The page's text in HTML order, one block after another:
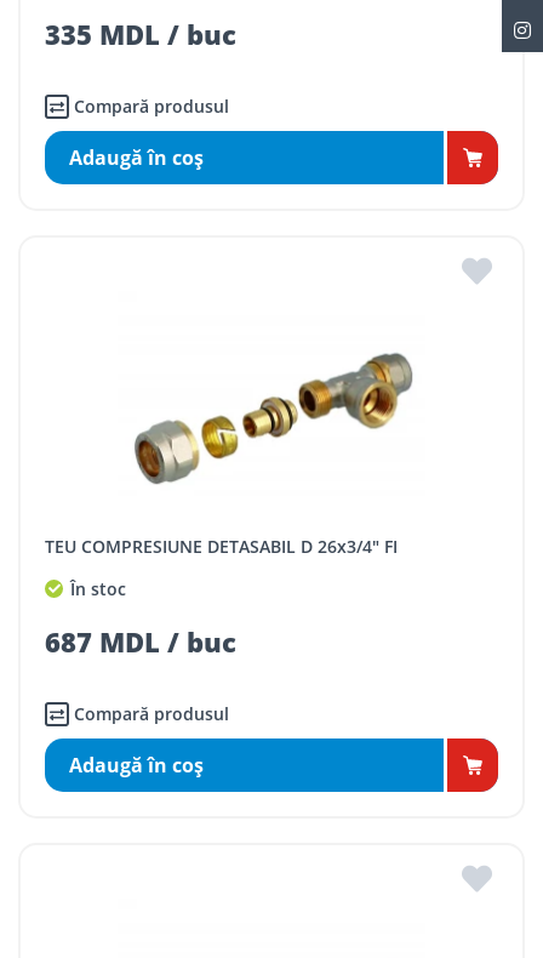
335 MDL / buc
Compară produsul
Adaugă în coş
TEU COMPRESIUNE DETASABIL D 26x3/4" FI
În stoc
687 MDL / buc
Compară produsul
Adaugă în coş